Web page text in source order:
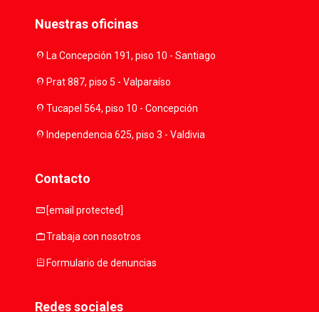
Nuestras oficinas
location_onLa Concepción 191, piso 10 - Santiago
location_onPrat 887, piso 5 - Valparaíso
location_onTucapel 564, piso 10 - Concepción
location_onIndependencia 625, piso 3 - Valdivia
Contacto
mail [email protected]
workTrabaja con nosotros
assignmentFormulario de denuncias
Redes sociales